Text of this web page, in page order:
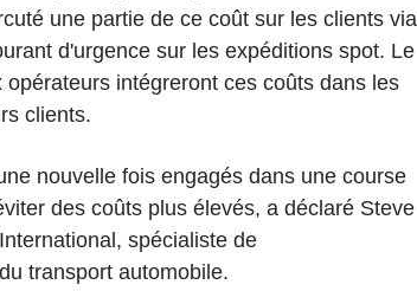
une partie de ce coût sur les clients via
d'urgence sur les expéditions spot. Le
intégreront ces coûts dans les
clients.
nouvelle fois engagés dans une course
des coûts plus élevés, a déclaré Steve
spécialiste de
transport automobile.